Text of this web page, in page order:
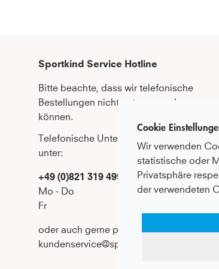
Sportkind Service Hotline
Bitte beachte, dass wir telefonische
Bestellungen nicht entgegennehmen
können.
Telefonische Unterstützung und Beratung
unter:
+49 (0)821 319 499 12
Mo - Do
9:00 - 16:00 Uhr
Fr
oder auch gerne per E-Mail an
kundenservice@sportkind.de
Cookie
Wir verwenden
statistische oder
Privatsphäre
der verwendeten